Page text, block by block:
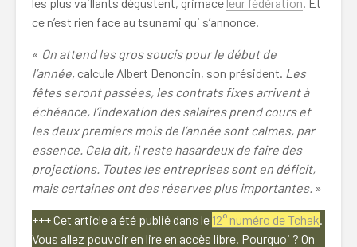
ce n’est rien face au tsunami qui s’annonce.
« On attend les gros soucis pour le début de
l’année, calcule Albert Denoncin, son président. Les
fêtes seront passées, les contrats fixes arrivent à
échéance, l’indexation des salaires prend cours et
les deux premiers mois de l’année sont calmes, par
essence. Cela dit, il reste hasardeux de faire des
projections. Toutes les entreprises sont en déficit,
mais certaines ont des réserves plus importantes. »
+++ Cet article a été publié dans le 12° numéro de Tchak.
Vous allez pouvoir en lire en accès libre. Pourquoi ? On